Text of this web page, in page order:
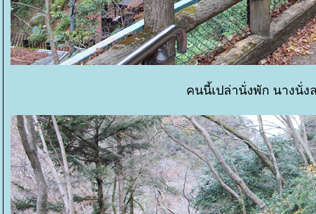
คนนี้เปล่านั่งพัก นางนั่ง